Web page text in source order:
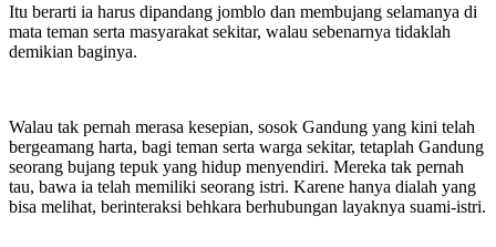
Itu berarti ia harus dipandang jomblo dan membujang selamanya di
mata teman serta masyarakat sekitar, walau sebenarnya tidaklah
demikian baginya.
Walau tak pernah merasa kesepian, sosok Gandung yang kini telah
bergeamang harta, bagi teman serta warga sekitar, tetaplah Gandung
seorang bujang tepuk yang hidup menyendiri. Mereka tak pernah
tau, bawa ia telah memiliki seorang istri. Karene hanya dialah yang
bisa melihat, berinteraksi behkara berhubungan layaknya suami-istri.